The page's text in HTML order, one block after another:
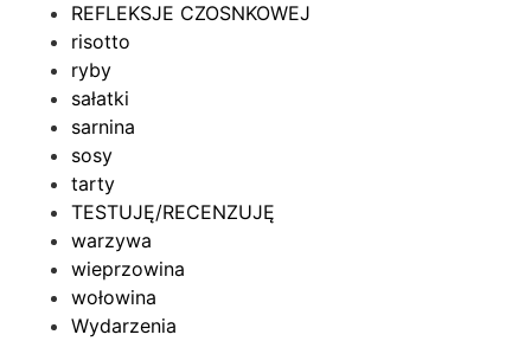
REFLEKSJE CZOSNKOWEJ
risotto
ryby
sałatki
sarnina
sosy
tarty
TESTUJĘ/RECENZUJĘ
warzywa
wieprzowina
wołowina
Wydarzenia